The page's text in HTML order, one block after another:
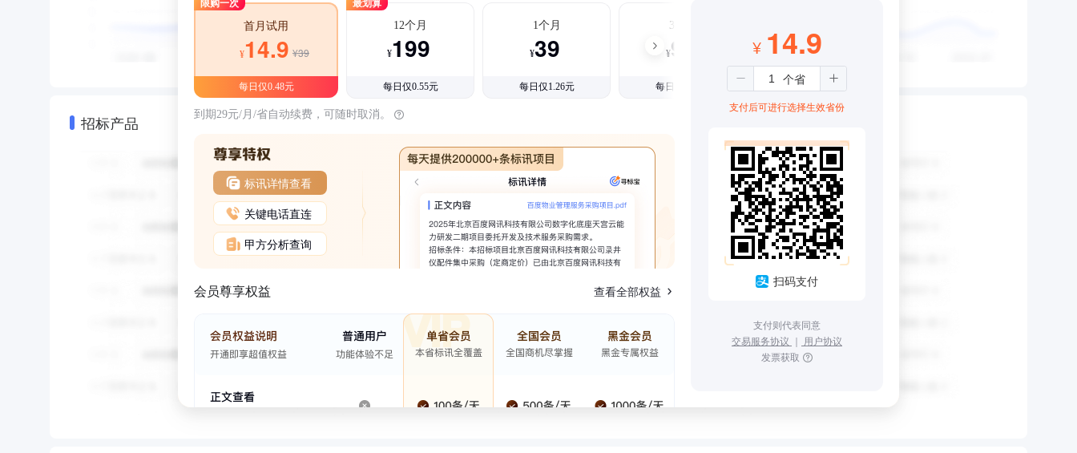
招标产品
首月试用
¥14.9 ¥39
每日仅0.48元
12个月
¥199
每日仅0.55元
1个月
¥39
每日仅1.26元
3个月
¥99
每日仅1.08元
到期29元/月/省自动续费，可随时取消。
标讯详情查看
关键电话直连
甲方分析查询
会员尊享权益 查看全部权益
¥ 14.9
支付后可进行选择生效省份
扫码支付
支付则代表同意
交易服务协议 ｜ 用户协议
发票获取